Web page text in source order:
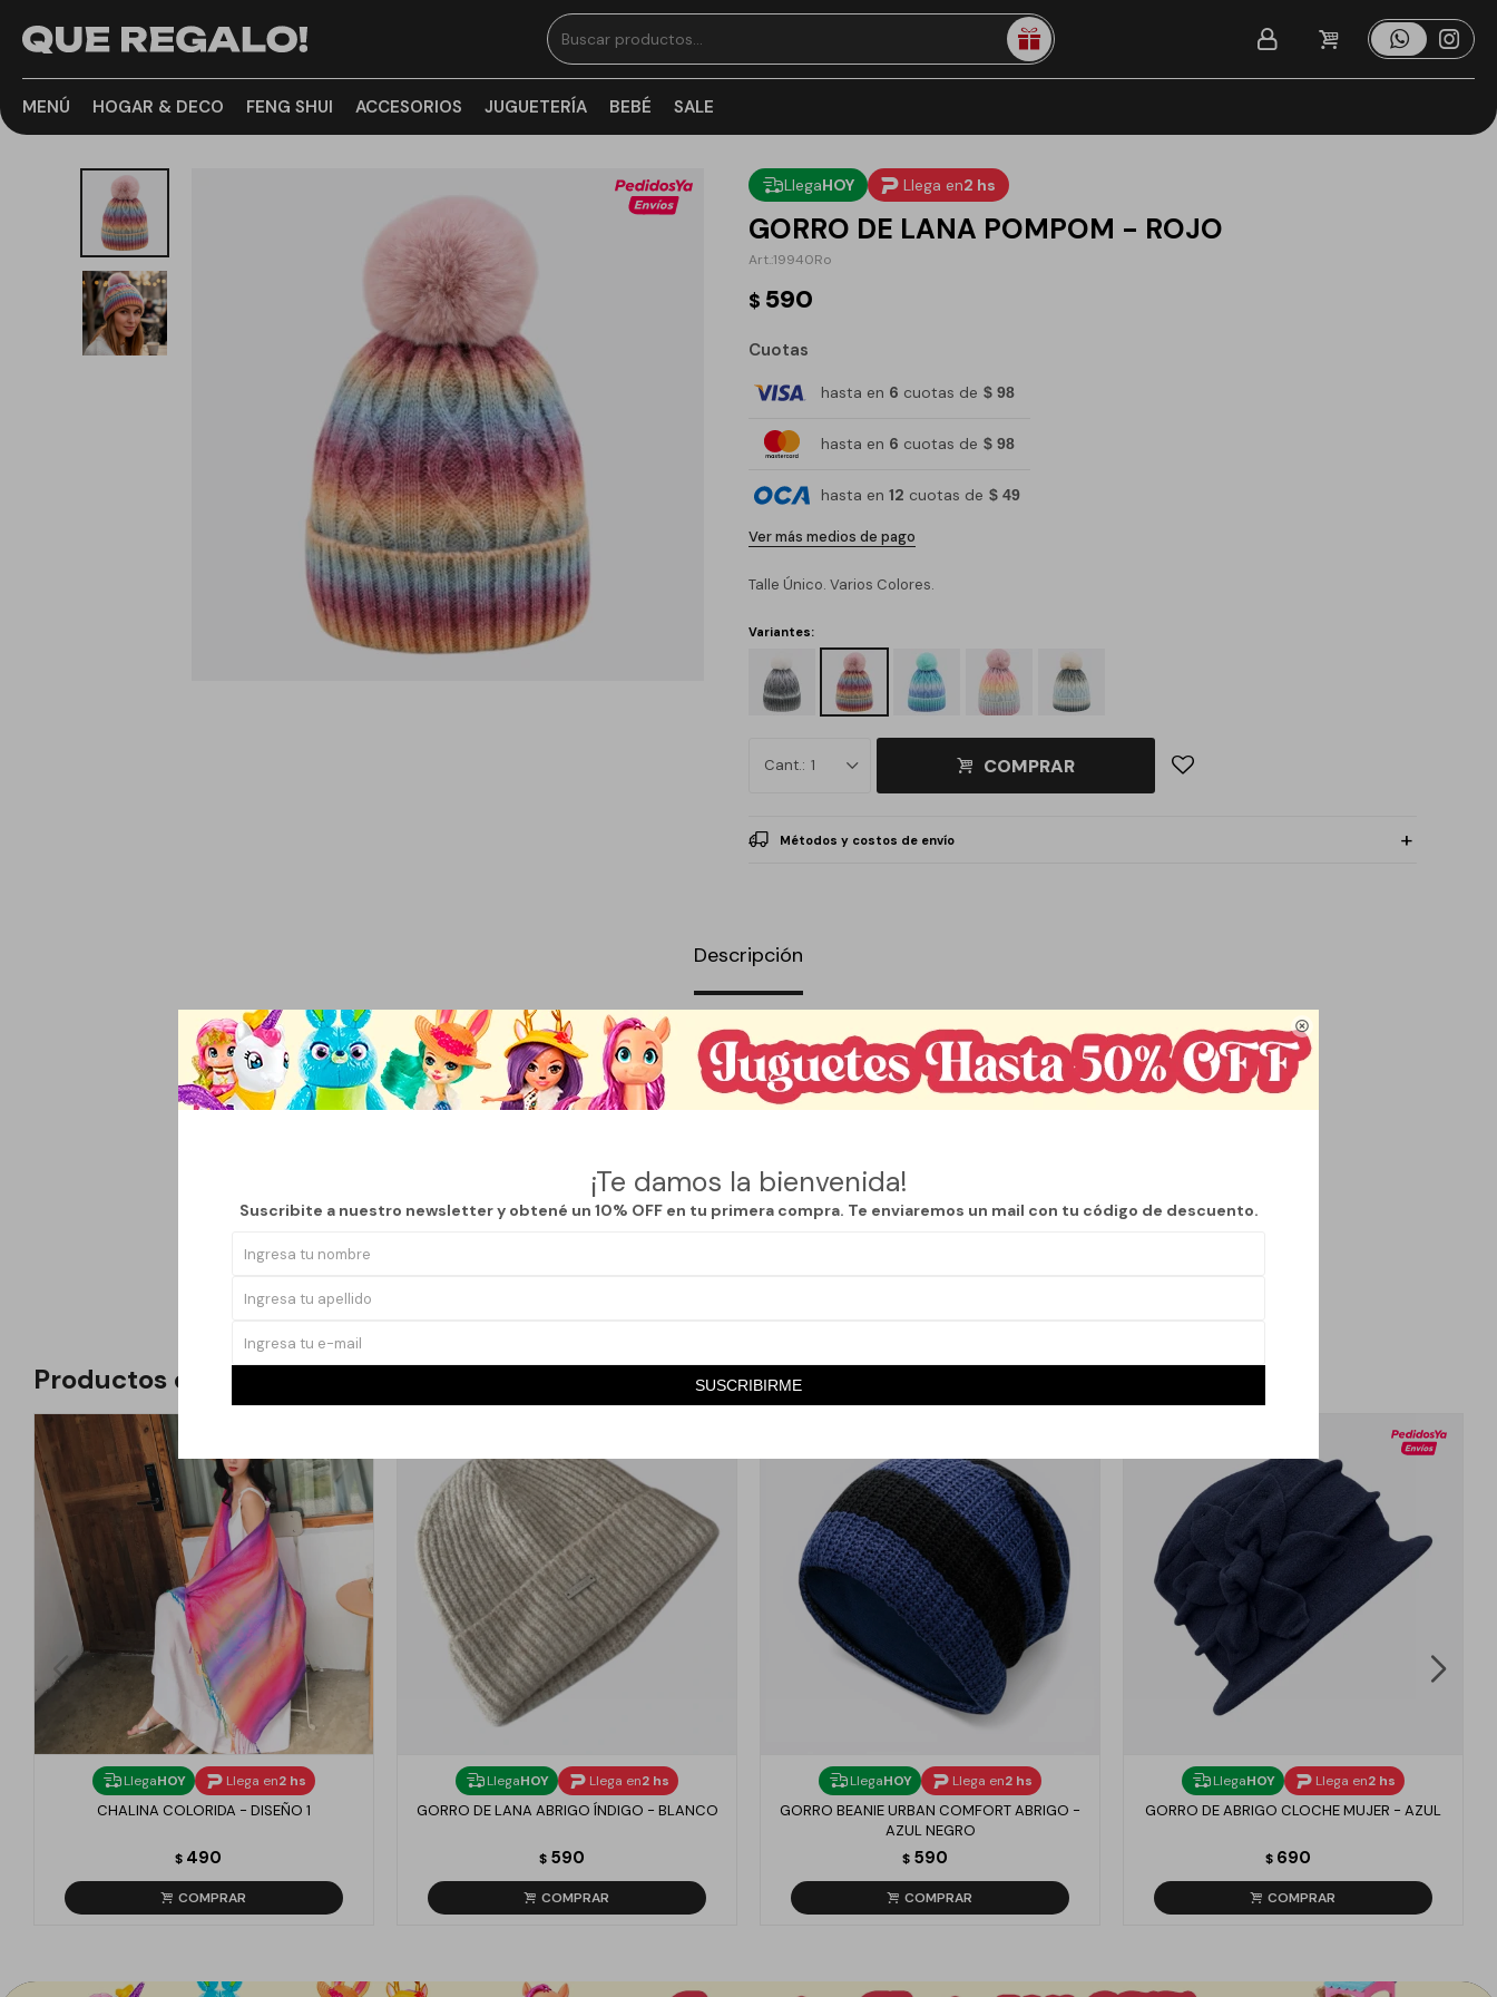

¡Te damos la bienvenida!
Suscribite a nuestro newsletter y obtené un 10% OFF en tu primera compra. Te enviaremos un mail con tu código de descuento.
SUSCRIBIRME
MENÚ HOGAR & DECO FENG SHUI ACCESORIOS JUGUETERÍA BEBÉ SALE
LlegaHOY Llega en2 hs
GORRO DE LANA POMPOM - ROJO
19940Ro
$ 590
Cuotas
hasta en 6 cuotas de $ 98
hasta en 6 cuotas de $ 98
hasta en 12 cuotas de $ 49
Ver más medios de pago
Talle Único. Varios Colores.
Variantes:
1 COMPRAR
Métodos y costos de envío
Descripción
Descubre el Gorro PomPom de Lana de la marca Que Regalo, una pieza esencial para esta temporada de
otoño/invierno. Este gorro, diseñado sin límite de género, se ajusta perfectamente a cualquier estilo, brindando no
solo calidez sino también un toque de originalidad a tu vestuario.
abrigado durante los días más fríos.
perfecto para cualquier guardarropa. Lleva tu conjunto al siguiente nivel con esta joya de la moda invernal.
Productos que te pueden interesar
LlegaHOY Llega en2 hs
CHALINA COLORIDA - DISEÑO 1
$ 490
LlegaHOY Llega en2 hs
GORRO DE LANA ABRIGO ÍNDIGO - BLANCO
$ 590
LlegaHOY Llega en2 hs
GORRO BEANIE URBAN COMFORT ABRIGO -
AZUL NEGRO
$ 590
LlegaHOY Llega en2 hs
GORRO DE ABRIGO CLOCHE MUJER - AZUL
$ 690